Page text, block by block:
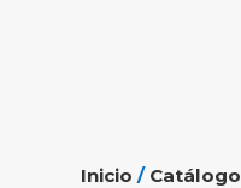
Inicio / Catálogo